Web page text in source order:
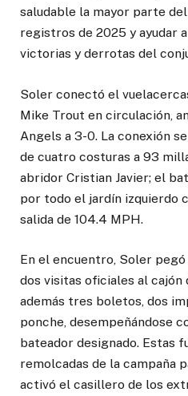
saludable la mayor parte
registros de 2025 y ayudar
victorias y derrotas del
Soler conectó el
Mike Trout en circulación,
Angels a 3-0. La conexión
de cuatro costuras a 93
abridor Cristian Javier; el
por todo el jardín izquierdo
salida de 104.4 MPH.
En el encuentro, Soler
dos visitas oficiales al cajón
además tres boletos, dos
ponche, desempeñándose
bateador designado. Estas
remolcadas de la campaña
activó el casillero de los